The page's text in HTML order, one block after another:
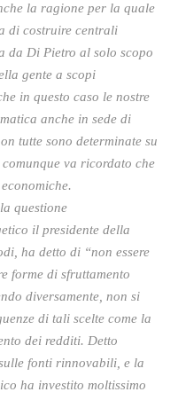
la ragione per la quale
di costruire centrali
da Di Pietro al solo scopo
gente a scopi
in questo caso le nostre
anche in sede di
tutte sono determinate su
va ricordato che
questione
il presidente della
ha detto di “non essere
forme di sfruttamento
diversamente, non si
di tali scelte come la
dei redditi. Detto
fonti rinnovabili, e la
ha investito moltissimo